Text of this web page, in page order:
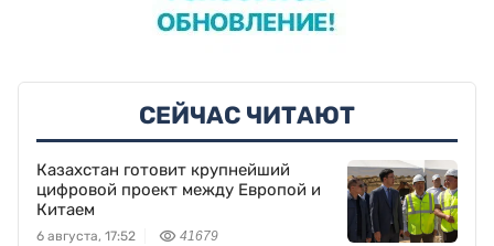
СЕЙЧАС ЧИТАЮТ
Казахстан готовит крупнейший
цифровой проект между Европой и
Китаем
6 августа, 17:52 41679